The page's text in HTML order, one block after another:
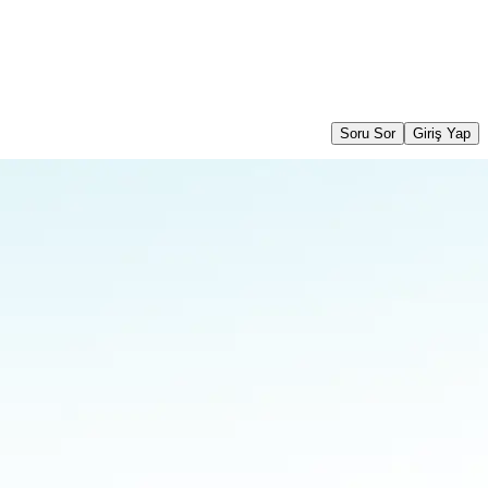
Soru Sor Giriş Yap